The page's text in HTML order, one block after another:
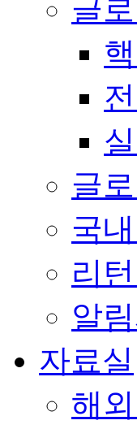
글
글
국
리
알
자료실
해